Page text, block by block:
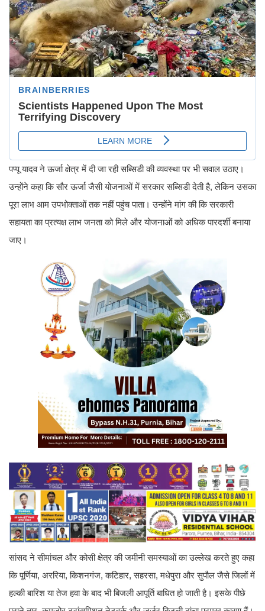
पप्पू यादव ने ऊर्जा क्षेत्र में दी जा रही सब्सिडी की व्यवस्था पर भी सवाल उठाए।
उन्होंने कहा कि सौर ऊर्जा जैसी योजनाओं में सरकार सब्सिडी देती है, लेकिन उसका
पूरा लाभ आम उपभोक्ताओं तक नहीं पहुंच पाता। उन्होंने मांग की कि सरकारी
सहायता का प्रत्यक्ष लाभ जनता को मिले और योजनाओं को अधिक पारदर्शी बनाया
जाए।
सांसद ने सीमांचल और कोसी क्षेत्र की जमीनी समस्याओं का उल्लेख करते हुए कहा
कि पूर्णिया, अररिया, किशनगंज, कटिहार, सहरसा, मधेपुरा और सुपौल जैसे जिलों में
हल्की बारिश या तेज हवा के बाद भी बिजली आपूर्ति बाधित हो जाती है। इसके पीछे